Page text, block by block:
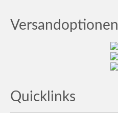
Versandoptionen
Quicklinks